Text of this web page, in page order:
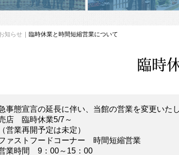
知らせ 臨時休業と時間短縮営業について
臨時
事態宣言の延長に伴い、当館の営業を変更いたし
店 臨時休業5/7～
営業再開予定は未定）
ァストフードコーナー 時間短縮営業
業時間 9：00～15：00